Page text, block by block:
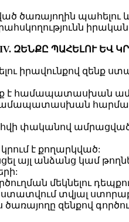
ծառայողին պահելու
IV. ԶԵՆՔԸ ՊԱՀԵԼՈՒ ԵՎ
իրավունքով
է համապատասխան
համապատասխան
փականով
է քողարկված:
այլ անձանց կամ
մեկնելու
տվյալ
զենքով